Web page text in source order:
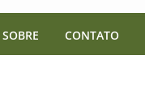
SOBRE CONTATO